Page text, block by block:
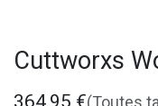
Cuttworxs
364,95 €(Toutes